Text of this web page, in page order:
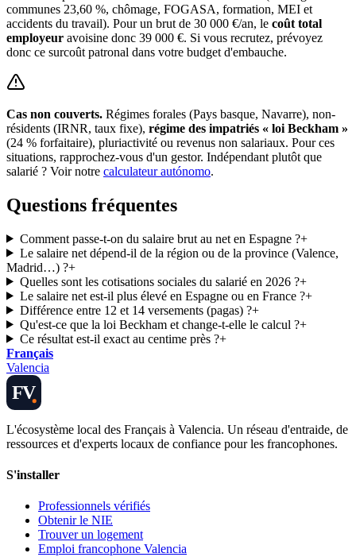
communes 23,60 %, chômage, FOGASA, formation, MEI et
accidents du travail). Pour un brut de 30 000 €/an, le coût total
employeur avoisine donc 39 000 €. Si vous recrutez, prévoyez
donc ce surcoût patronal dans votre budget d'embauche.
Cas non couverts. Régimes forales (Pays basque, Navarre), non-
résidents (IRNR, taux fixe), régime des impatriés « loi Beckham »
(24 % forfaitaire), pluriactivité ou revenus non salariaux. Pour ces
situations, rapprochez-vous d'un gestor. Indépendant plutôt que
salarié ? Voir notre calculateur autónomo.
Questions fréquentes
Comment passe-t-on du salaire brut au net en Espagne ?+
Le salaire net dépend-il de la région ou de la province (Valence,
Madrid…) ?+
Quelles sont les cotisations sociales du salarié en 2026 ?+
Le salaire net est-il plus élevé en Espagne ou en France ?+
Différence entre 12 et 14 versements (pagas) ?+
Qu'est-ce que la loi Beckham et change-t-elle le calcul ?+
Ce résultat est-il exact au centime près ?+
Français
Valencia
FV
L'écosystème local des Français à Valencia. Un réseau d'entraide, de
ressources et d'experts locaux de confiance pour les francophones.
S'installer
Professionnels vérifiés
Obtenir le NIE
Trouver un logement
Emploi francophone Valencia